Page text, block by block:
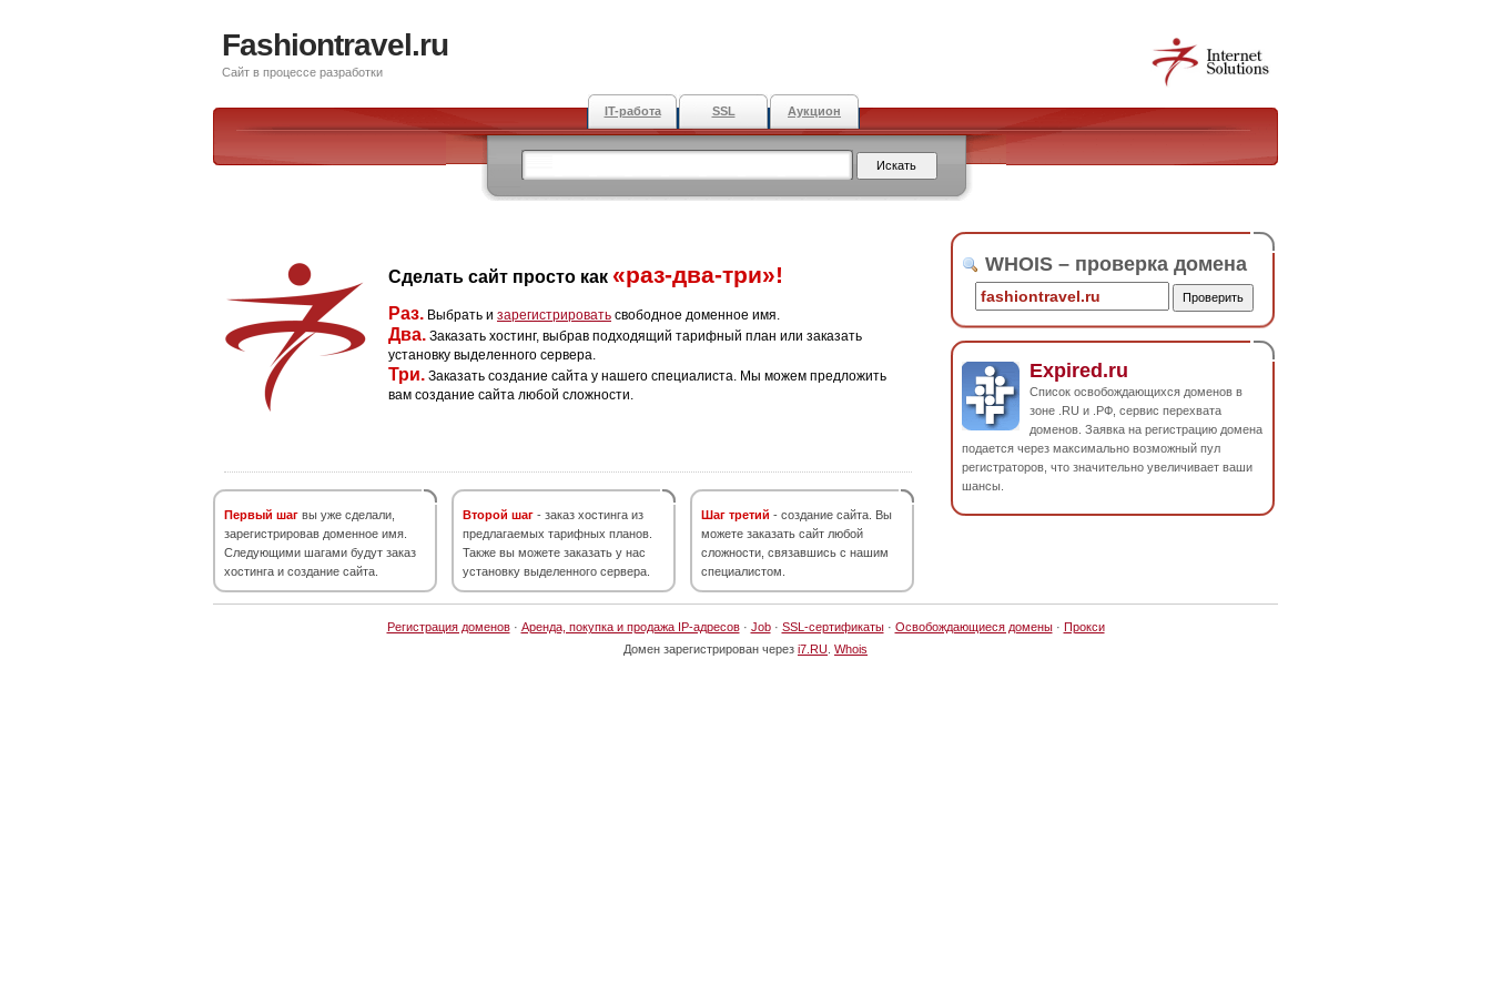
Fashiontravel.ru
Сайт в процессе разработки
IT-работа SSL Аукцион
Сделать сайт просто как «раз-два-три»!
Раз. Выбрать и зарегистрировать свободное доменное имя.
Два. Заказать хостинг, выбрав подходящий тарифный план или заказать
установку выделенного сервера.
Три. Заказать создание сайта у нашего специалиста. Мы можем предложить
вам создание сайта любой сложности.
Первый шаг вы уже сделали,
зарегистрировав доменное имя.
Следующими шагами будут заказ
хостинга и создание сайта.
Второй шаг - заказ хостинга из
предлагаемых тарифных планов.
Также вы можете заказать у нас
установку выделенного сервера.
Шаг третий - создание сайта. Вы
можете заказать сайт любой
сложности, связавшись с нашим
специалистом.
WHOIS – проверка домена
Expired.ru
Список освобождающихся доменов в
зоне .RU и .РФ, сервис перехвата
доменов. Заявка на регистрацию домена
подается через максимально возможный пул
регистраторов, что значительно увеличивает ваши
шансы.
Регистрация доменов· Аренда, покупка и продажа IP-адресов· Job· SSL-сертификаты· Освобождающиеся домены· Прокси
Домен зарегистрирован через i7.RU Whois